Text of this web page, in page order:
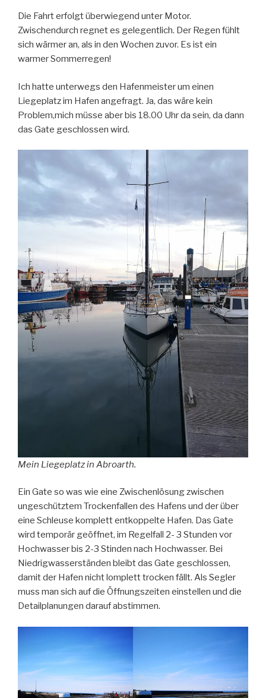
Die Fahrt erfolgt überwiegend unter Motor.
Zwischendurch regnet es gelegentlich. Der Regen fühlt
sich wärmer an, als in den Wochen zuvor. Es ist ein
warmer Sommerregen!
Ich hatte unterwegs den Hafenmeister um einen
Liegeplatz im Hafen angefragt. Ja, das wäre kein
Problem,mich müsse aber bis 18.00 Uhr da sein, da dann
das Gate geschlossen wird.
Mein Liegeplatz in Abroarth.
Ein Gate so was wie eine Zwischenlösung zwischen
ungeschütztem Trockenfallen des Hafens und der über
eine Schleuse komplett entkoppelte Hafen. Das Gate
wird temporär geöffnet, im Regelfall 2- 3 Stunden vor
Hochwasser bis 2-3 Stinden nach Hochwasser. Bei
Niedrigwasserständen bleibt das Gate geschlossen,
damit der Hafen nicht lomplett trocken fällt. Als Segler
muss man sich auf die Öffnungszeiten einstellen und die
Detailplanungen darauf abstimmen.